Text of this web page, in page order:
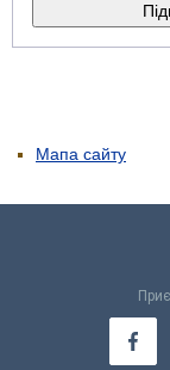
Мапа сайту